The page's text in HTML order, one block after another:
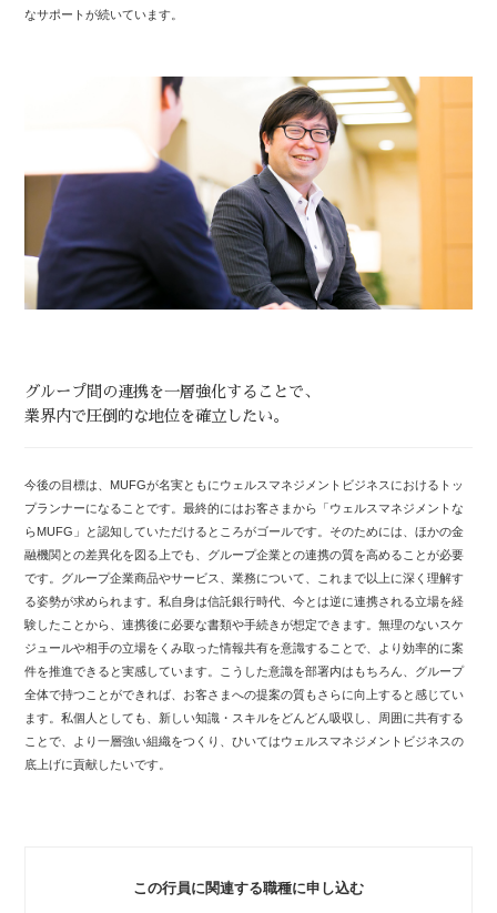
なサポートが続いています。
グループ間の連携を一層強化することで、
業界内で圧倒的な地位を確立したい。
今後の目標は、MUFGが名実ともにウェルスマネジメントビジネスにおけるトッ
プランナーになることです。最終的にはお客さまから「ウェルスマネジメントな
らMUFG」と認知していただけるところがゴールです。そのためには、ほかの金
融機関との差異化を図る上でも、グループ企業との連携の質を高めることが必要
です。グループ企業商品やサービス、業務について、これまで以上に深く理解す
る姿勢が求められます。私自身は信託銀行時代、今とは逆に連携される立場を経
験したことから、連携後に必要な書類や手続きが想定できます。無理のないスケ
ジュールや相手の立場をくみ取った情報共有を意識することで、より効率的に案
件を推進できると実感しています。こうした意識を部署内はもちろん、グループ
全体で持つことができれば、お客さまへの提案の質もさらに向上すると感じてい
ます。私個人としても、新しい知識・スキルをどんどん吸収し、周囲に共有する
ことで、より一層強い組織をつくり、ひいてはウェルスマネジメントビジネスの
底上げに貢献したいです。
この行員に関連する職種に申し込む